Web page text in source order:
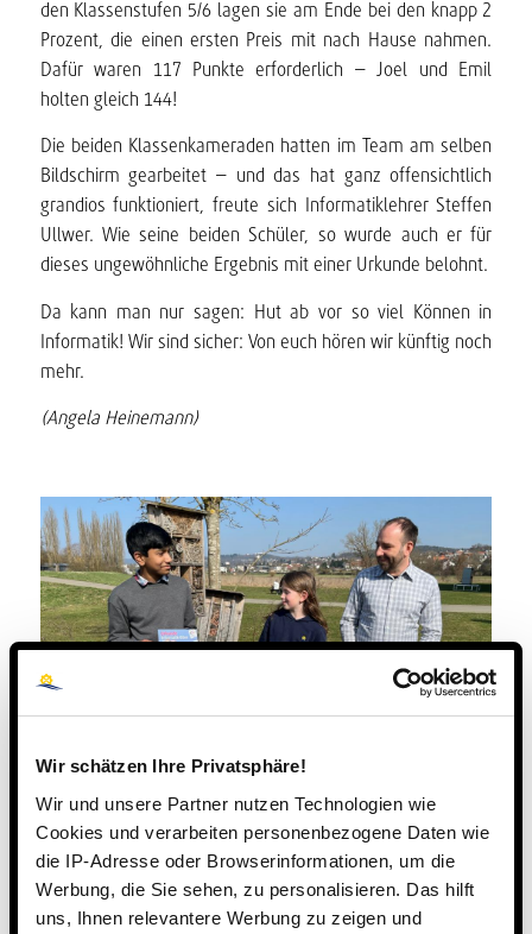
Wir schätzen Ihre Privatsphäre!
Wir und unsere Partner nutzen Technologien wie
Cookies und verarbeiten personenbezogene Daten wie
die IP-Adresse oder Browserinformationen, um die
Werbung, die Sie sehen, zu personalisieren. Das hilft
uns, Ihnen relevantere Werbung zu zeigen und
den Klassenstufen 5/6 lagen sie am Ende bei den knapp 2
Prozent, die einen ersten Preis mit nach Hause nahmen.
Dafür waren 117 Punkte erforderlich – Joel und Emil
holten gleich 144!
Die beiden Klassenkameraden hatten im Team am selben
Bildschirm gearbeitet – und das hat ganz offensichtlich
grandios funktioniert, freute sich Informatiklehrer Steffen
Ullwer. Wie seine beiden Schüler, so wurde auch er für
dieses ungewöhnliche Ergebnis mit einer Urkunde belohnt.
Da kann man nur sagen: Hut ab vor so viel Können in
Informatik! Wir sind sicher: Von euch hören wir künftig noch
mehr.
(Angela Heinemann)